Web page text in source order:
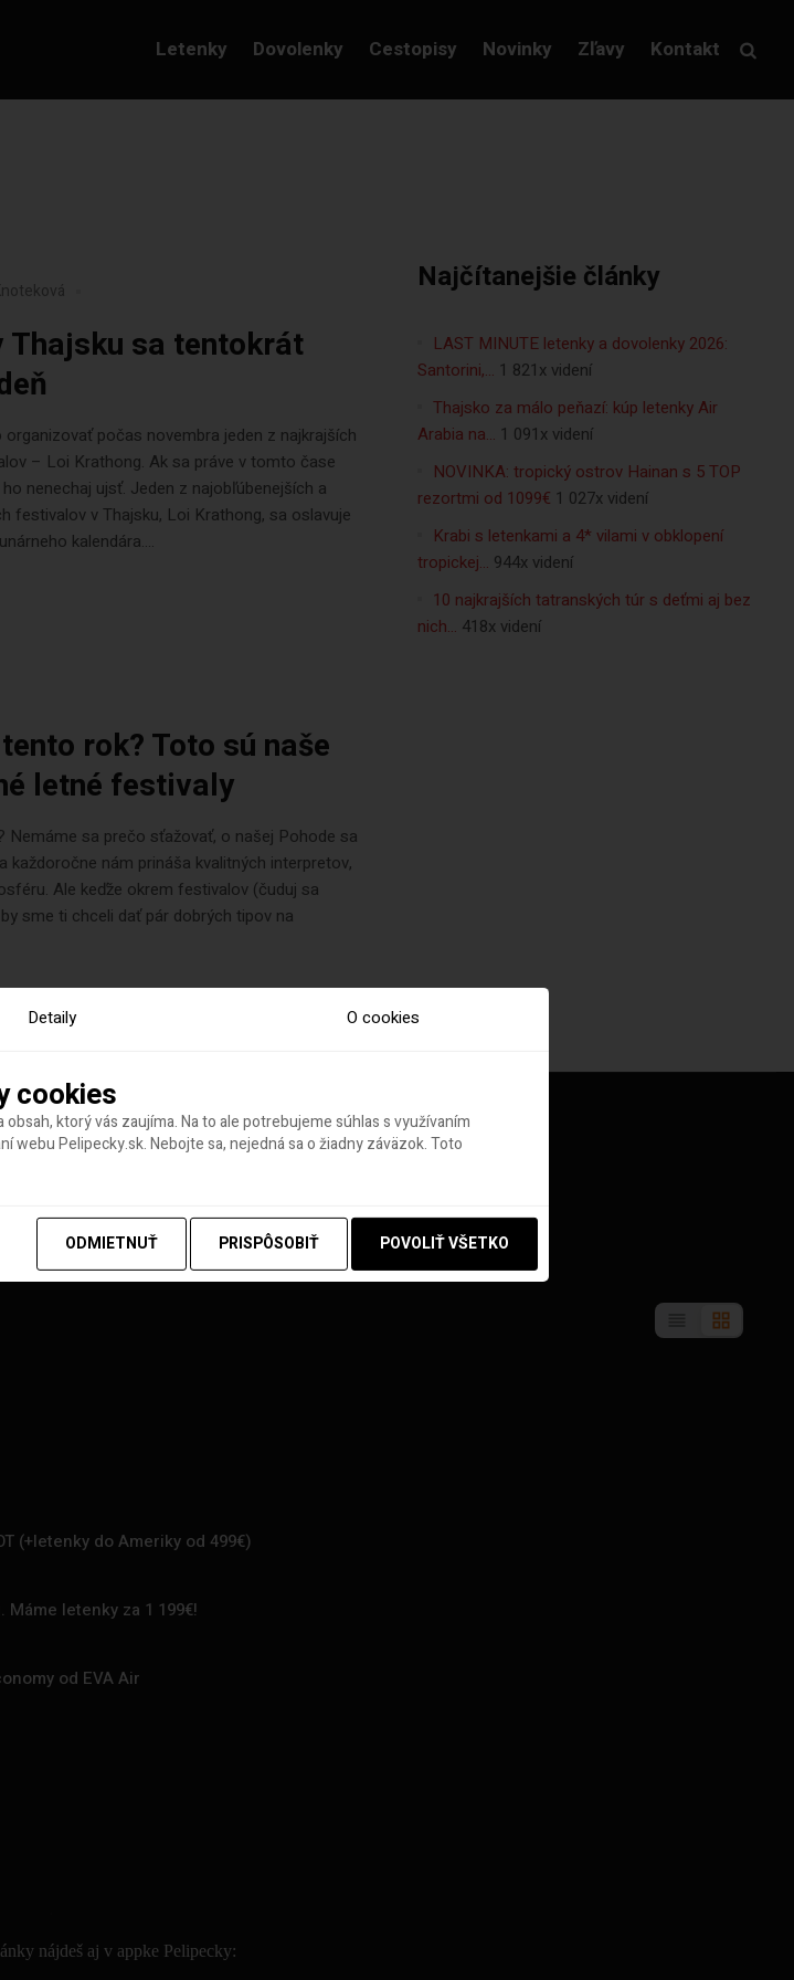
Letenky Dovolenky Cestopisy Novinky Zľavy Kontakt
sa tentokrát
počas novembra jeden z najkrajších
– Loi Krathong. Ak sa práve v tomto čase
nenechaj ujsť. Jeden z najobľúbenejších a
festivalov v Thajsku, Loi Krathong, sa oslavuje
kalendára....
rok? Toto sú naše
letné festivaly
sa prečo sťažovať, o našej Pohode sa
každoročne nám prináša kvalitných interpretov,
Ale keďže okrem festivalov (čuduj sa
sme ti chceli dať pár dobrých tipov na
Najčítanejšie články
LAST MINUTE letenky a dovolenky 2026:
Santorini,… 1 821x videní
Thajsko za málo peňazí: kúp letenky Air
Arabia na… 1 091x videní
NOVINKA: tropický ostrov Hainan s 5 TOP
rezortmi od 1099€ 1 027x videní
Krabi s letenkami a 4* vilami v obklopení
tropickej… 944x videní
10 najkrajších tatranských túr s deťmi aj bez
nich… 418x videní
(+letenky do Ameriky od 499€)
letenky za 1 199€!
od EVA Air
nájdeš aj v appke Pelipecky:
Detaily O cookies
cookies
ktorý vás zaujíma. Na to ale potrebujeme súhlas s využívaním
Pelipecky.sk. Nebojte sa, nejedná sa o žiadny záväzok. Toto
ODMIETNUŤ PRISPÔSOBIŤ POVOLIŤ VŠETKO